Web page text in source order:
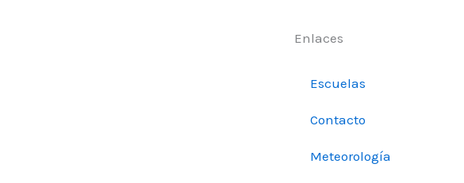
Enlaces
Escuelas
Contacto
Meteorología